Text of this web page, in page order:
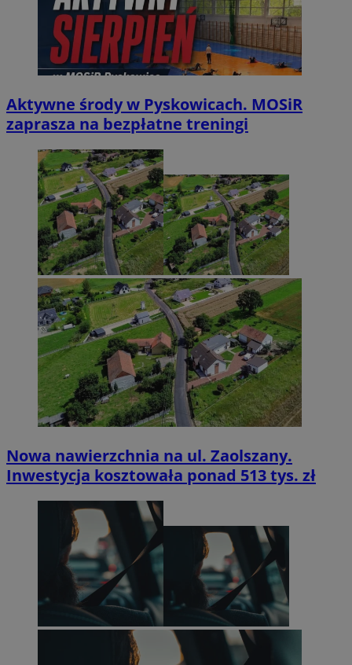
Aktywne środy w Pyskowicach. MOSiR
zaprasza na bezpłatne treningi
Nowa nawierzchnia na ul. Zaolszany.
Inwestycja kosztowała ponad 513 tys. zł